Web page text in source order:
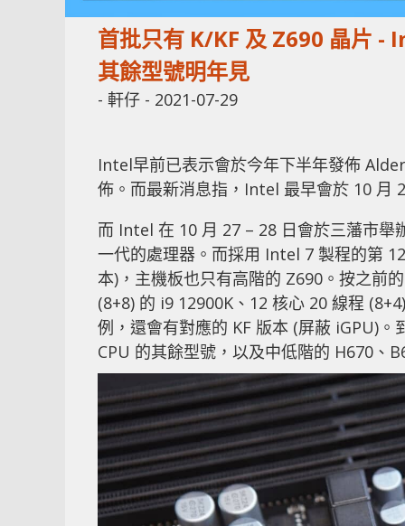
首批只有 K/KF 及 Z690 晶片 -
其餘型號明年見
- 軒仔 - 2021-07-29
Intel早前已表示會於今年下半年發佈
佈。而最新消息指，Intel 最早會於 10 月
而 Intel 在 10 月 27 – 28 日會於三藩市
一代的處理器。而採用 Intel 7 製程的第
本)，主機板也只有高階的 Z690。按之前
(8+8) 的 i9 12900K、12 核心 20 線程
例，還會有對應的 KF 版本 (屏蔽 iGPU)
CPU 的其餘型號，以及中低階的 H670、